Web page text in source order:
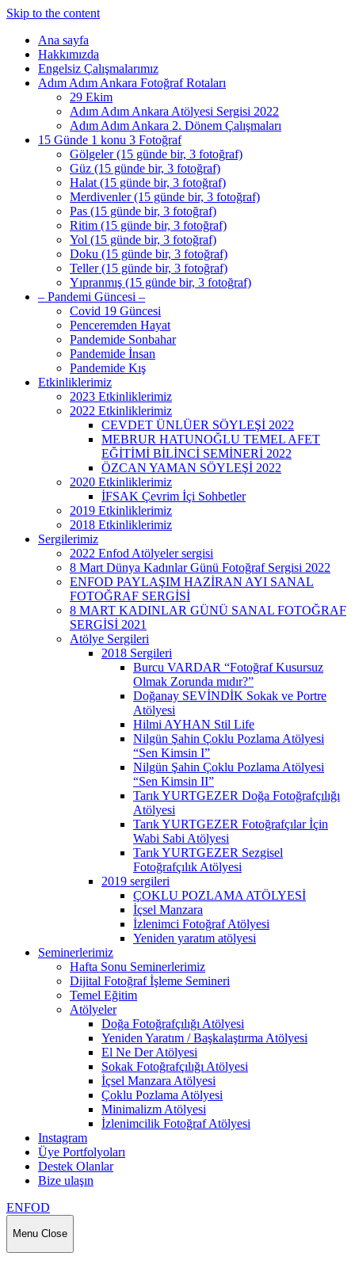
Skip to the content
Ana sayfa
Hakkımızda
Engelsiz Çalışmalarımız
Adım Adım Ankara Fotoğraf Rotaları
29 Ekim
Adım Adım Ankara Atölyesi Sergisi 2022
Adım Adım Ankara 2. Dönem Çalışmaları
15 Günde 1 konu 3 Fotoğraf
Gölgeler (15 günde bir, 3 fotoğraf)
Güz (15 günde bir, 3 fotoğraf)
Halat (15 günde bir, 3 fotoğraf)
Merdivenler (15 günde bir, 3 fotoğraf)
Pas (15 günde bir, 3 fotoğraf)
Ritim (15 günde bir, 3 fotoğraf)
Yol (15 günde bir, 3 fotoğraf)
Doku (15 günde bir, 3 fotoğraf)
Teller (15 günde bir, 3 fotoğraf)
Yıpranmış (15 günde bir, 3 fotoğraf)
– Pandemi Güncesi –
Covid 19 Güncesi
Penceremden Hayat
Pandemide Sonbahar
Pandemide İnsan
Pandemide Kış
Etkinliklerimiz
2023 Etkinliklerimiz
2022 Etkinliklerimiz
CEVDET ÜNLÜER SÖYLEŞİ 2022
MEBRUR HATUNOĞLU TEMEL AFET
EĞİTİMİ BİLİNCİ SEMİNERİ 2022
ÖZCAN YAMAN SÖYLEŞİ 2022
2020 Etkinliklerimiz
İFSAK Çevrim İçi Sohbetler
2019 Etkinliklerimiz
2018 Etkinliklerimiz
Sergilerimiz
2022 Enfod Atölyeler sergisi
8 Mart Dünya Kadınlar Günü Fotoğraf Sergisi 2022
ENFOD PAYLAŞIM HAZİRAN AYI SANAL
FOTOĞRAF SERGİSİ
8 MART KADINLAR GÜNÜ SANAL FOTOĞRAF
SERGİSİ 2021
Atölye Sergileri
2018 Sergileri
Burcu VARDAR “Fotoğraf Kusursuz
Olmak Zorunda mıdır?”
Doğanay SEVİNDİK Sokak ve Portre
Atölyesi
Hilmi AYHAN Stil Life
Nilgün Şahin Çoklu Pozlama Atölyesi
“Sen Kimsin I”
Nilgün Şahin Çoklu Pozlama Atölyesi
“Sen Kimsin II”
Tarık YURTGEZER Doğa Fotoğrafçılığı
Atölyesi
Tarık YURTGEZER Fotoğrafçılar İçin
Wabi Sabi Atölyesi
Tarık YURTGEZER Sezgisel
Fotoğrafçılık Atölyesi
2019 sergileri
ÇOKLU POZLAMA ATÖLYESİ
İçsel Manzara
İzlenimci Fotoğraf Atölyesi
Yeniden yaratım atölyesi
Seminerlerimiz
Hafta Sonu Seminerlerimiz
Dijital Fotoğraf İşleme Semineri
Temel Eğitim
Atölyeler
Doğa Fotoğrafçılığı Atölyesi
Yeniden Yaratım / Başkalaştırma Atölyesi
El Ne Der Atölyesi
Sokak Fotoğrafçılığı Atölyesi
İçsel Manzara Atölyesi
Çoklu Pozlama Atölyesi
Minimalizm Atölyesi
İzlenimcilik Fotoğraf Atölyesi
Instagram
Üye Portfolyoları
Destek Olanlar
Bize ulaşın
ENFOD
Menu Close